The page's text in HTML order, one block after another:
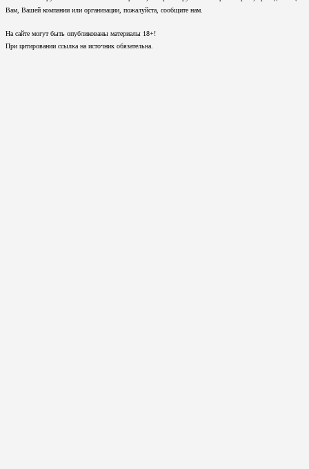
Вам, Вашей компании или организации, пожалуйста, сообщите нам.
На сайте могут быть опубликованы материалы 18+!
При цитировании ссылка на источник обязательна.